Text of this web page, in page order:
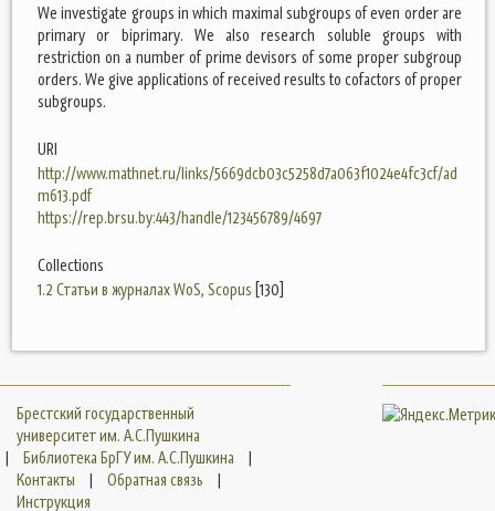
We investigate groups in which maximal subgroups of even order are
primary or biprimary. We also research soluble groups with
restriction on a number of prime devisors of some proper subgroup
orders. We give applications of received results to cofactors of proper
subgroups.
URI
http://www.mathnet.ru/links/5669dcb03c5258d7a063f1024e4fc3cf/ad
m613.pdf
https://rep.brsu.by:443/handle/123456789/4697
Collections
1.2 Статьи в журналах WoS, Scopus [130]
Брестский государственный
университет им. А.С.Пушкина
|
Библиотека БрГУ им. А.С.Пушкина
|
Контакты
| Обратная связь
|
Инструкция